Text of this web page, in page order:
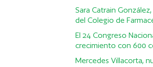
Sara Catrain
del Colegio de
El 24 Congreso
crecimiento con 600
Mercedes Villacorta,